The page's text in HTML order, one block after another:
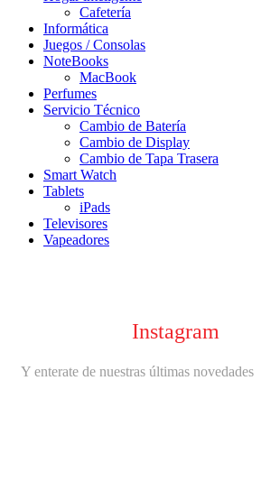
Cafetería
Informática
Juegos / Consolas
NoteBooks
MacBook
Perfumes
Servicio Técnico
Cambio de Batería
Cambio de Display
Cambio de Tapa Trasera
Smart Watch
Tablets
iPads
Televisores
Vapeadores
Instagram
Y enterate de nuestras últimas novedades